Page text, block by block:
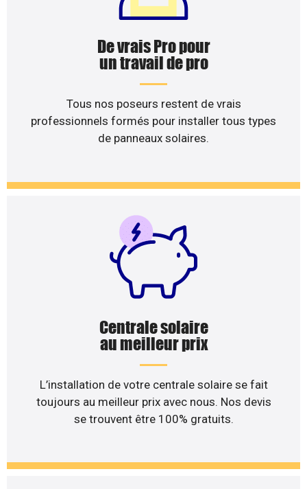
De vrais Pro pour
un travail de pro
Tous nos poseurs restent de vrais
professionnels formés pour installer tous types
de panneaux solaires.
Centrale solaire
au meilleur prix
L’installation de votre centrale solaire se fait
toujours au meilleur prix avec nous. Nos devis
se trouvent être 100% gratuits.